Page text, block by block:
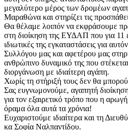
μεγαλύτερο μέρος των δρομέων
Μαραθώνα και στηρίζει τις
Θα θέλαμε λοιπόν να εκφράσουμε
στη διοίκηση της ΕΥΔΑΠ που για 11
ιδιωτικές της εγκαταστάσεις για
Συλλόγου μας και αφετέρου μας
ανθρώπινο δυναμικό της που
διοργάνωση με ιδιαίτερη αγάπη.
Χωρίς τη στήριξή τους δεν θα
Σας ευγνωμονούμε, αγαπητή
για τον εξαιρετικό τρόπο που η
όραμα όλα αυτά τα χρόνια!
Ευχαριστούμε ιδιαίτερα και τη
κα Σοφία Ναλπαντίδου.